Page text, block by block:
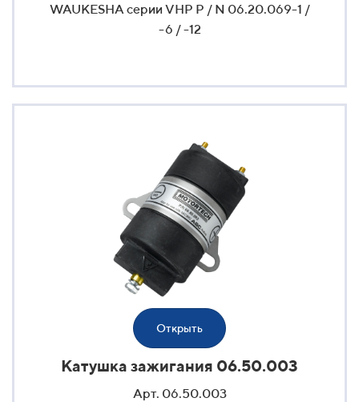
WAUKESHA серии VHP P / N 06.20.069-1 /
-6 / -12
Открыть
Катушка зажигания 06.50.003
Арт. 06.50.003